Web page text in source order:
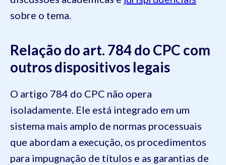
sobre o tema.
Relação do art. 784 do CPC com
outros dispositivos legais
O artigo 784 do CPC não opera
isoladamente. Ele está integrado em um
sistema mais amplo de normas processuais
que abordam a execução, os procedimentos
para impugnação de títulos e as garantias de